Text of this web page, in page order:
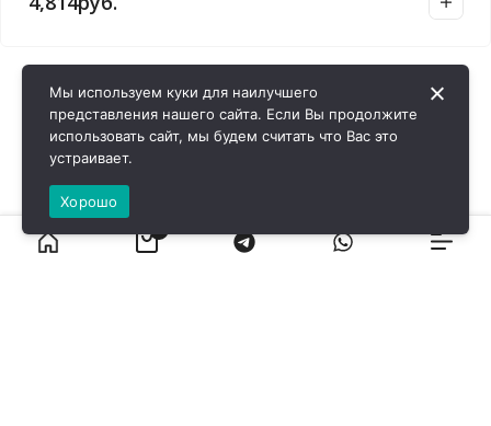
Мы используем куки для наилучшего
представления нашего сайта. Если Вы продолжите
использовать сайт, мы будем считать что Вас это
устраивает.
Хорошо